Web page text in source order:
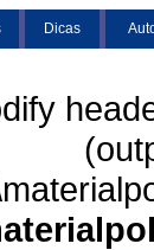
Dicas